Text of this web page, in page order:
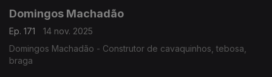
Domingos Machadão
Ep. 171
14 nov. 2025
Domingos Machadão - Construtor de cavaquinhos, tebosa,
braga